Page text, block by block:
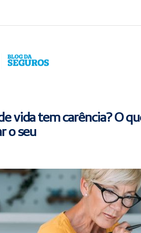
vida tem carência? O
o seu